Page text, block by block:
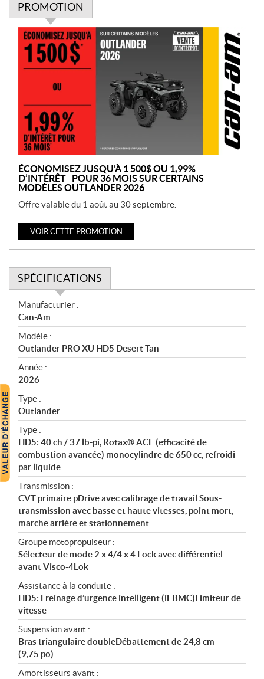
PROMOTION
P
m
o
n
ÉCONOMISEZ JUSQU’À 1 500$ OU 1,99%
D’INTÉRÊT POUR 36 MOIS SUR CERTAINS
MODÈLES OUTLANDER 2026
Offre valable du 1 août au 30 septembre.
VOIR CETTE PROMOTION
SPÉCIFICATIONS
S
p
é
c
i
f
i
c
a
t
i
o
n
s
Manufacturier :
Can-Am
Modèle :
Outlander PRO XU HD5 Desert Tan
Année :
2026
Type :
Outlander
Type :
HD5: 40 ch / 37 lb-pi, Rotax® ACE (efficacité de
combustion avancée) monocylindre de 650 cc, refroidi
par liquide
Transmission :
CVT primaire pDrive avec calibrage de travail Sous-
transmission avec basse et haute vitesses, point mort,
marche arrière et stationnement
Groupe motopropulseur :
Sélecteur de mode 2 x 4/4 x 4 Lock avec différentiel
avant Visco-4Lok
Assistance à la conduite :
HD5: Freinage d’urgence intelligent (iEBMC)Limiteur de
vitesse
Suspension avant :
Bras triangulaire doubleDébattement de 24,8 cm
(9,75 po)
Amortisseurs avant :